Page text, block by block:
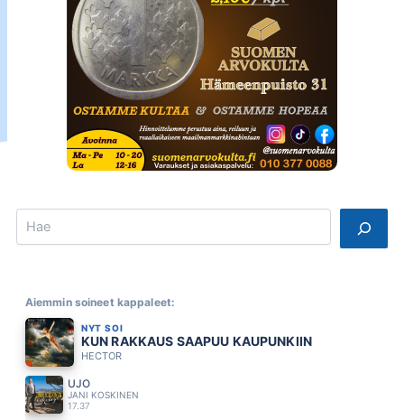
Search
Aiemmin soineet kappaleet:
NYT SOI
KUN RAKKAUS SAAPUU KAUPUNKIIN
HECTOR
UJO
JANI KOSKINEN
17.37